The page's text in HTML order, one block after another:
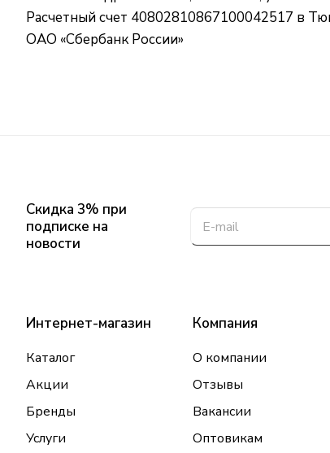
Расчетный счет 40802810867100042517 в
ОАО «Сбербанк России»
Скидка 3% при
подписке на
новости
Интернет-магазин
Каталог
Акции
Бренды
Услуги
Компания
О компании
Отзывы
Вакансии
Оптовикам